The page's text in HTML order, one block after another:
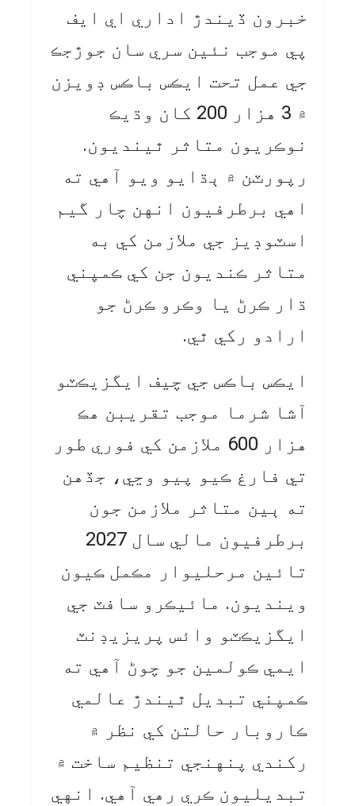
خبرون ڏيندڙ اداري اي ايف
پي موجب نئين سري سان جوڙجڪ
جي عمل تحت ايڪس باڪس ڊويزن
۾ 3 هزار 200 کان وڌيڪ
نوڪريون متاثر ٿينديون.
رپورٽن ۾ ٻڌايو ويو آهي ته
اهي برطرفيون انهن چار گيم
اسٽوڊيز جي ملازمن کي به
متاثر ڪنديون جن کي ڪمپني
ڌار ڪرڻ يا وڪرو ڪرڻ جو
ارادو رکي ٿي.
ايڪس باڪس جي چيف ايگزيڪٽو
آشا شرما موجب تقريبن هڪ
هزار 600 ملازمن کي فوري طور
تي فارغ ڪيو پيو وڃي، جڏهن
ته ٻين متاثر ملازمن جون
برطرفيون مالي سال 2027
تائين مرحليوار مڪمل ڪيون
وينديون. مائيڪرو سافٽ جي
ايگزيڪٽو وائس پريزيڊنٽ
ايمي ڪولمين جو چوڻ آهي ته
ڪمپني تبديل ٿيندڙ عالمي
ڪاروبار حالتن کي نظر ۾
رکندي پنهنجي تنظيم ساخت ۾
تبديليون ڪري رهي آهي. انهي